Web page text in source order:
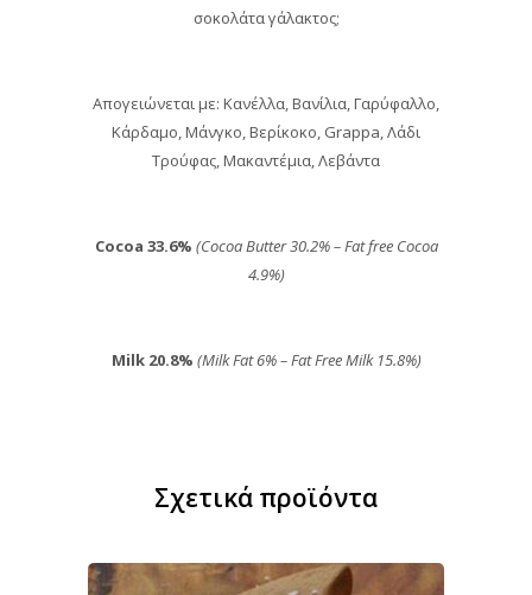
σοκολάτα γάλακτος;
Απογειώνεται με: Κανέλλα, Βανίλια, Γαρύφαλλο,
Κάρδαμο, Μάνγκο, Βερίκοκο, Grappa, Λάδι
Τρούφας, Μακαντέμια, Λεβάντα
Cocoa 33.6% (Cocoa Butter 30.2% – Fat free Cocoa
4.9%)
Milk 20.8% (Milk Fat 6% – Fat Free Milk 15.8%)
Σχετικά προϊόντα